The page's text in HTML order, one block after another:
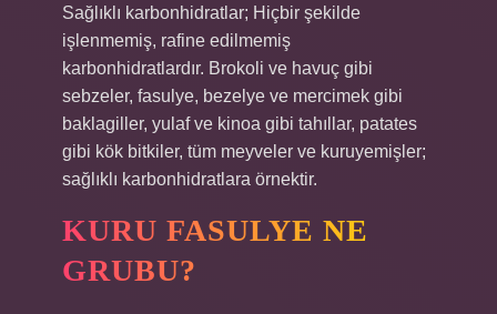
Sağlıklı karbonhidratlar; Hiçbir şekilde
işlenmemiş, rafine edilmemiş
karbonhidratlardır. Brokoli ve havuç gibi
sebzeler, fasulye, bezelye ve mercimek gibi
baklagiller, yulaf ve kinoa gibi tahıllar, patates
gibi kök bitkiler, tüm meyveler ve kuruyemişler;
sağlıklı karbonhidratlara örnektir.
KURU FASULYE NE
GRUBU?